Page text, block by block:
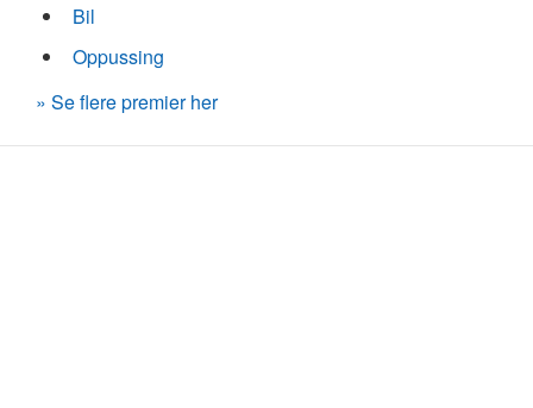
Bil
Oppussing
» Se flere premier her